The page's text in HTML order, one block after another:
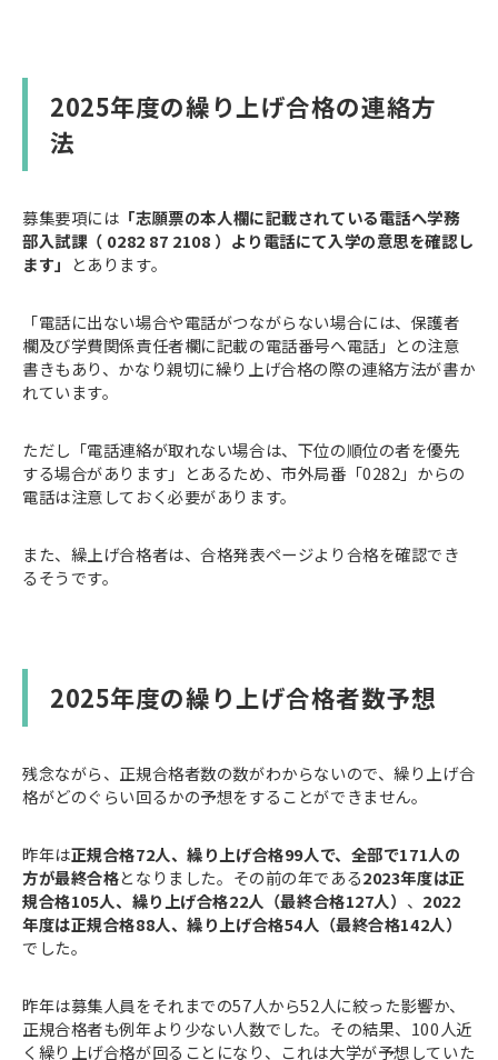
2025年度の繰り上げ合格の連絡方
法
募集要項には 「志願票の本人欄に記載されている電話へ学務
部入試課（ 0282 87 2108 ）より電話にて入学の意思を確認し
ます」
とあります。
「電話に出ない場合や電話がつながらない場合には、保護者
欄及び学費関係責任者欄に記載の電話番号へ電話」との注意
書きもあり、かなり親切に繰り上げ合格の際の連絡方法が書か
れています。
ただし「電話連絡が取れない場合は、下位の順位の者を優先
する場合があります」とあるため、市外局番「0282」からの
電話は注意しておく必要があります。
また、繰上げ合格者は、合格発表ページより合格を確認でき
るそうです。
2025年度の繰り上げ合格者数予想
残念ながら、正規合格者数の数がわからないので、繰り上げ合
格がどのぐらい回るかの予想をすることができません。
昨年は正規合格72人、繰り上げ合格99人で、全部で171人の
方が最終合格となりました。その前の年である2023年度は正
規合格105人、繰り上げ合格22人（最終合格127人） 、 2022
年度は正規合格88人、繰り上げ合格54人（最終合格142人）
でした。
昨年は募集人員をそれまでの57人から52人に絞った影響か、
正規合格者も例年より少ない人数でした。その結果、100人近
く繰り上げ合格が回ることになり、これは大学が予想していた